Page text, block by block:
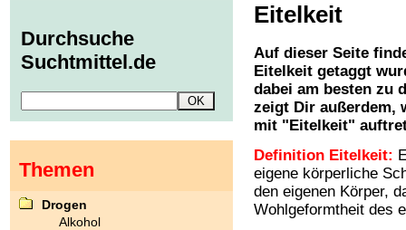
Eitelkeit
Auf dieser Seite
Eitelkeit getaggt
dabei am besten zu
zeigt Dir außerdem,
mit " Eitelkeit"
Definition Eitelkeit:
eigene körperliche
den eigenen Körper,
Wohlgeformtheit des
Durchsuche
Suchtmittel.de
Themen
Drogen
Alkohol